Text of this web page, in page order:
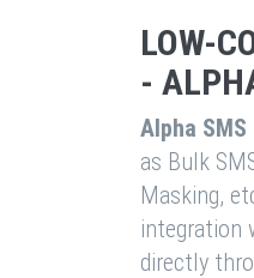
LOW-
-
Alpha SMS
as Bulk
Masking,
integration
directly